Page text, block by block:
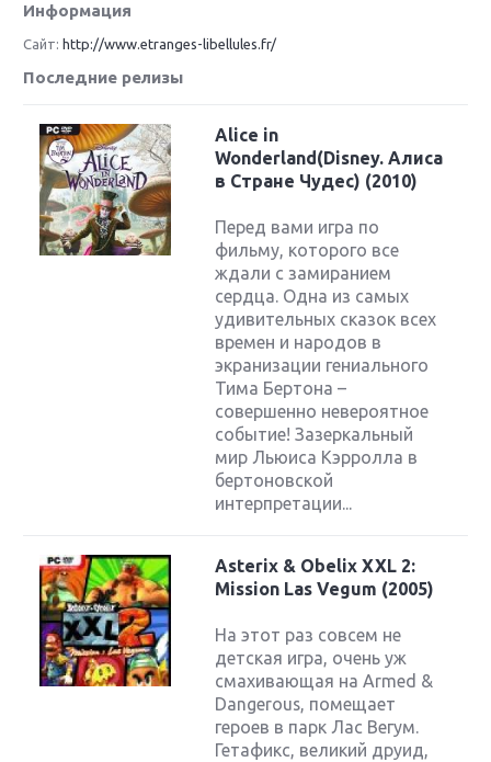
Информация
Сайт: http://www.etranges-libellules.fr/
Последние релизы
Alice in
Wonderland(Disney. Алиса
в Стране Чудес) (2010)
Перед вами игра по
фильму, которого все
ждали с замиранием
сердца. Одна из самых
удивительных сказок всех
времен и народов в
экранизации гениального
Тима Бертона –
совершенно невероятное
событие! Зазеркальный
мир Льюиса Кэрролла в
бертоновской
интерпретации...
Asterix & Obelix XXL 2:
Mission Las Vegum (2005)
На этот раз совсем не
детская игра, очень уж
смахивающая на Armed &
Dangerous, помещает
героев в парк Лас Вегум.
Гетафикс, великий друид,